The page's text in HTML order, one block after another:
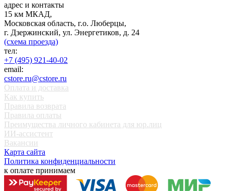
адрес и контакты
15 км МКАД,
Московская область, г.о. Люберцы,
г. Дзержинский, ул. Энергетиков, д. 24
(схема проезда)
тел:
+7 (495) 921-40-02
email:
cstore.ru@cstore.ru
Оплата и доставка
Как купить
Правила возврата
Правила оплаты
Преимущества личного кабинета для юр.лиц
ИИ-ассистент
Вакансии
Карта сайта
Политика конфиденциальности
к оплате принимаем